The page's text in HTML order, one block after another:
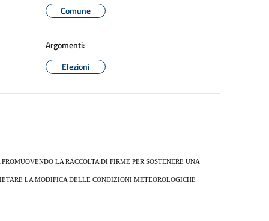
Comune
Argomenti:
Elezioni
LA RACCOLTA DI FIRME PER SOSTENERE UNA
LA MODIFICA DELLE CONDIZIONI METEOROLOGICHE